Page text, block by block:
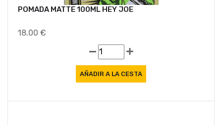
POMADA MATTE 100ML HEY JOE
18.00 €